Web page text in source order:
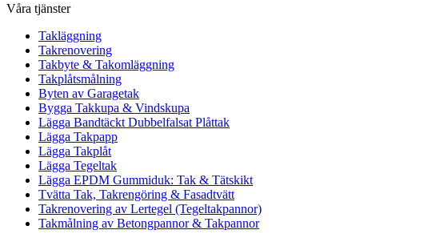
Våra tjänster
Takläggning
Takrenovering
Takbyte & Takomläggning
Takplåtsmålning
Byten av Garagetak
Bygga Takkupa & Vindskupa
Lägga Bandtäckt Dubbelfalsat Plåttak
Lägga Takpapp
Lägga Takplåt
Lägga Tegeltak
Lägga EPDM Gummiduk: Tak & Tätskikt
Tvätta Tak, Takrengöring & Fasadtvätt
Takrenovering av Lertegel (Tegeltakpannor)
Takmålning av Betongpannor & Takpannor